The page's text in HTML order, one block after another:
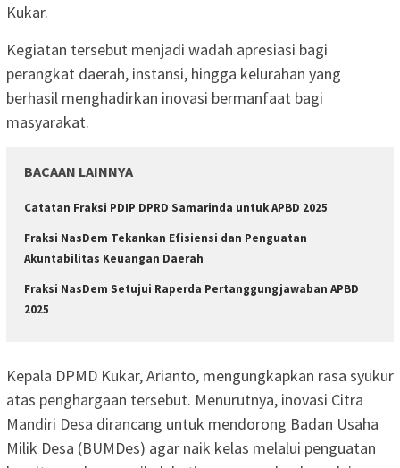
Kukar.
Kegiatan tersebut menjadi wadah apresiasi bagi
perangkat daerah, instansi, hingga kelurahan yang
berhasil menghadirkan inovasi bermanfaat bagi
masyarakat.
BACAAN LAINNYA
Catatan Fraksi PDIP DPRD Samarinda untuk APBD 2025
Fraksi NasDem Tekankan Efisiensi dan Penguatan
Akuntabilitas Keuangan Daerah
Fraksi NasDem Setujui Raperda Pertanggungjawaban APBD
2025
Kepala DPMD Kukar, Arianto, mengungkapkan rasa syukur
atas penghargaan tersebut. Menurutnya, inovasi Citra
Mandiri Desa dirancang untuk mendorong Badan Usaha
Milik Desa (BUMDes) agar naik kelas melalui penguatan